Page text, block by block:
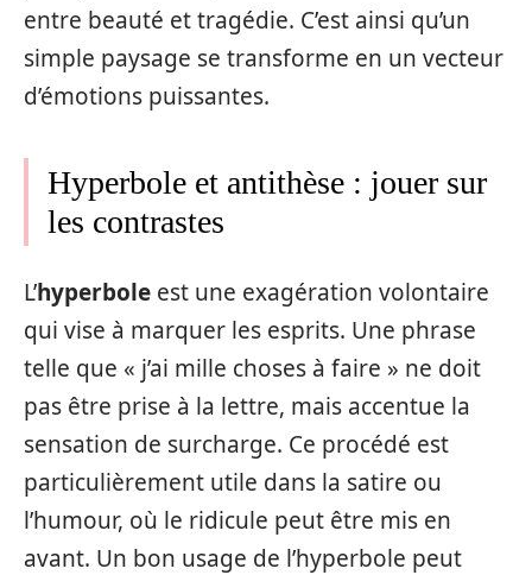
entre beauté et tragédie. C’est ainsi qu’un
simple paysage se transforme en un vecteur
d’émotions puissantes.
Hyperbole et antithèse : jouer sur
les contrastes
L’hyperbole est une exagération volontaire
qui vise à marquer les esprits. Une phrase
telle que « j’ai mille choses à faire » ne doit
pas être prise à la lettre, mais accentue la
sensation de surcharge. Ce procédé est
particulièrement utile dans la satire ou
l’humour, où le ridicule peut être mis en
avant. Un bon usage de l’hyperbole peut